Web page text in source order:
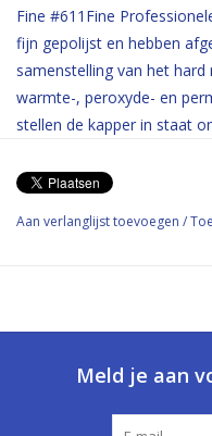
Fine #611Fine
fijn gepolijst en hebben
samenstelling van het
warmte-, peroxyde- en
stellen de kapper in staat
Aan verlanglijst toevoegen /
Meld je aan